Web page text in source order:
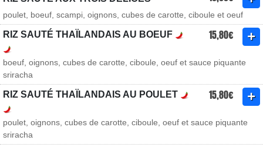
poulet, boeuf, scampi, oignons, cubes de carotte, ciboule et oeuf
RIZ SAUTÉ THAÏLANDAIS AU BOEUF 15,80€
boeuf, oignons, cubes de carotte, ciboule, oeuf et sauce piquante
sriracha
RIZ SAUTÉ THAÏLANDAIS AU POULET 15,80€
poulet, oignons, cubes de carotte, ciboule, oeuf et sauce piquante
sriracha